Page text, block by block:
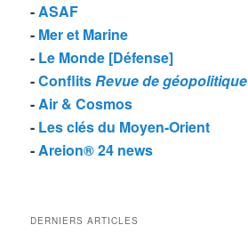
-ASAF
- Mer et Marine
- Le Monde [Défense]
-ConflitsRevue de géopolitique
-Air & Cosmos
- Les clés du Moyen-Orient
-Areion® 24 news
DERNIERS ARTICLES